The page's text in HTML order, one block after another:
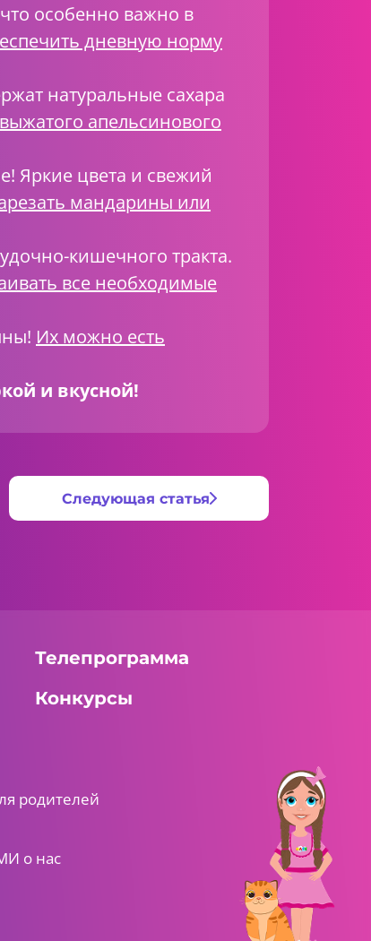
особенно важно в
дневную норму
натуральные сахара
апельсинового
Яркие цвета и свежий
мандарины или
кишечного тракта.
все необходимые
Их можно есть
и вкусной!
Следующая статья
Телепрограмма
Конкурсы
родителей
о нас